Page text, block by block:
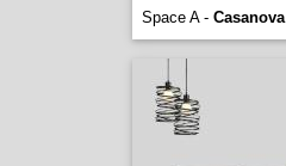
Space A - Casanova